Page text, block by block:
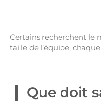
Certains recherchent le
taille de l’équipe,
Que doit